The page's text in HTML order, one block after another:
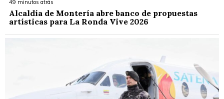
49 minutos atrás
Alcaldía de Montería abre banco de propuestas
artísticas para La Ronda Vive 2026